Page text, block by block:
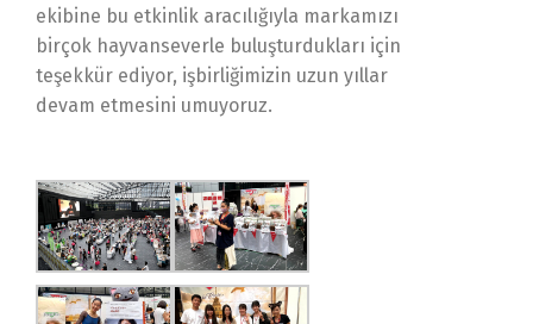
ekibine bu etkinlik aracılığıyla markamızı
birçok hayvanseverle buluşturdukları için
teşekkür ediyor, işbirliğimizin uzun yıllar
devam etmesini umuyoruz.